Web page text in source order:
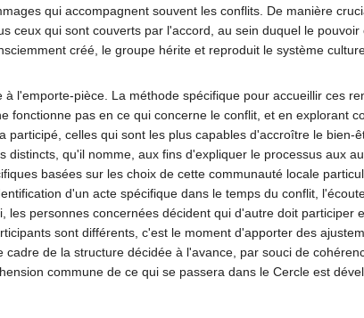
qui accompagnent souvent les conflits. De manière
ceux qui sont couverts par l'accord, au sein duquel le
créé, le groupe hérite et reproduit le système
l'emporte-pièce. La méthode spécifique pour accueillir ces
fonctionne pas en ce qui concerne le conflit, et en explorant
participé, celles qui sont les plus capables d'accroître le
qu'il nomme, aux fins d'expliquer le processus aux
basées sur les choix de cette communauté locale
d'un acte spécifique dans le temps du conflit,
les personnes concernées décident qui d'autre doit participer
sont différents, c'est le moment d'apporter des
de la structure décidée à l'avance, par souci de
commune de ce qui se passera dans le Cercle est